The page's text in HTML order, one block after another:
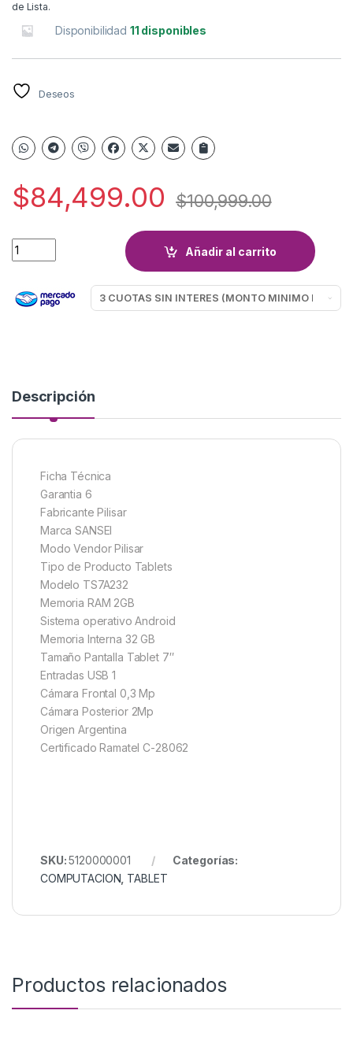
de Lista.
Disponibilidad 11 disponibles
Deseos
$84,499.00 $100,999.00
TABLET SANSEI TS7A232 7 32GB quantity
Añadir al carrito
Descripción
Ficha Técnica
Garantia 6
Fabricante Pilisar
Marca SANSEI
Modo Vendor Pilisar
Tipo de Producto Tablets
Modelo TS7A232
Memoria RAM 2GB
Sistema operativo Android
Memoria Interna 32 GB
Tamaño Pantalla Tablet 7″
Entradas USB 1
Cámara Frontal 0,3 Mp
Cámara Posterior 2Mp
Origen Argentina
Certificado Ramatel C-28062
SKU:5120000001
Categorías:
COMPUTACION TABLET
Productos relacionados